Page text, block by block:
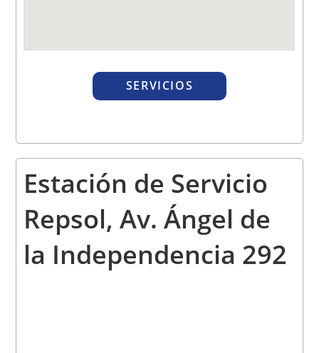
SERVICIOS
Estación de Servicio
Repsol,Av. Ángel de
la Independencia 292